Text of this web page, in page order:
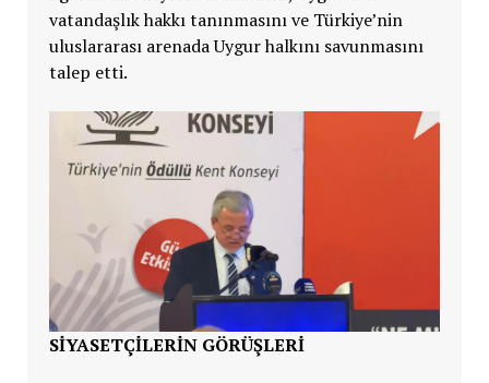
vatandaşlık hakkı tanınmasını ve Türkiye’nin
uluslararası arenada Uygur halkını savunmasını
talep etti.
SIYASETÇILERIN GÖRÜŞLERI